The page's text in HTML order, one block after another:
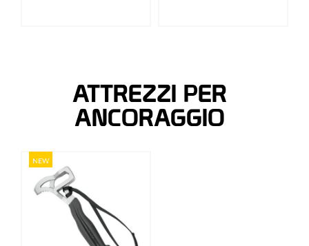
ATTREZZI PER
ANCORAGGIO
NEW